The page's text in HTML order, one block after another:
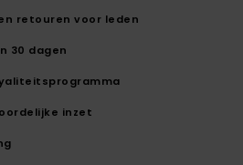
retouren voor leden
30 dagen
inzet